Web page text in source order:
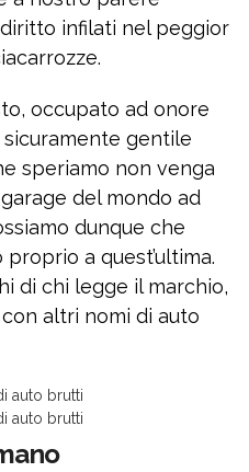
infilati nel peggior
occupato ad onore
sicuramente gentile
speriamo non venga
del mondo ad
dunque che
a quest’ultima.
di chi legge il marchio,
altri nomi di auto